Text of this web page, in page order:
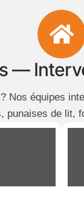
—
Nos équipes
de lit,